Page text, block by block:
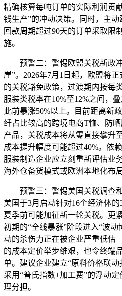
精确核算每吨订单的实际利润贡
钱生产”的冲动决策。同时，主
回款周期超过90天的订单采取限
施。
预警二：警惕欧盟关税新政冲
崖”。2026年7月1日起，欧盟将
的关税豁免政策，过渡期内按每
服装类税率在10%至12%之间，
此前暴涨50%以上。目前距离新
纤占比较高的跨境电商T恤、防
产品，关税成本将从零直接攀升
成本提升幅度可能超过40%。依
服装制造企业应立刻重新评估业
海外仓备货模式或欧洲本地化布局
预警三：警惕美国关税调查和
美国于3月启动针对16个经济体
夏季前可能加征新一轮关税。更
初期的“全线暴涨”阶段进入“波
动的杀伤力正在被企业严重低
的成本定价举步维艰，也令终端
单。建议企业建立“原料价格联
采用“普氏指数+加工费”的浮动
理分担。